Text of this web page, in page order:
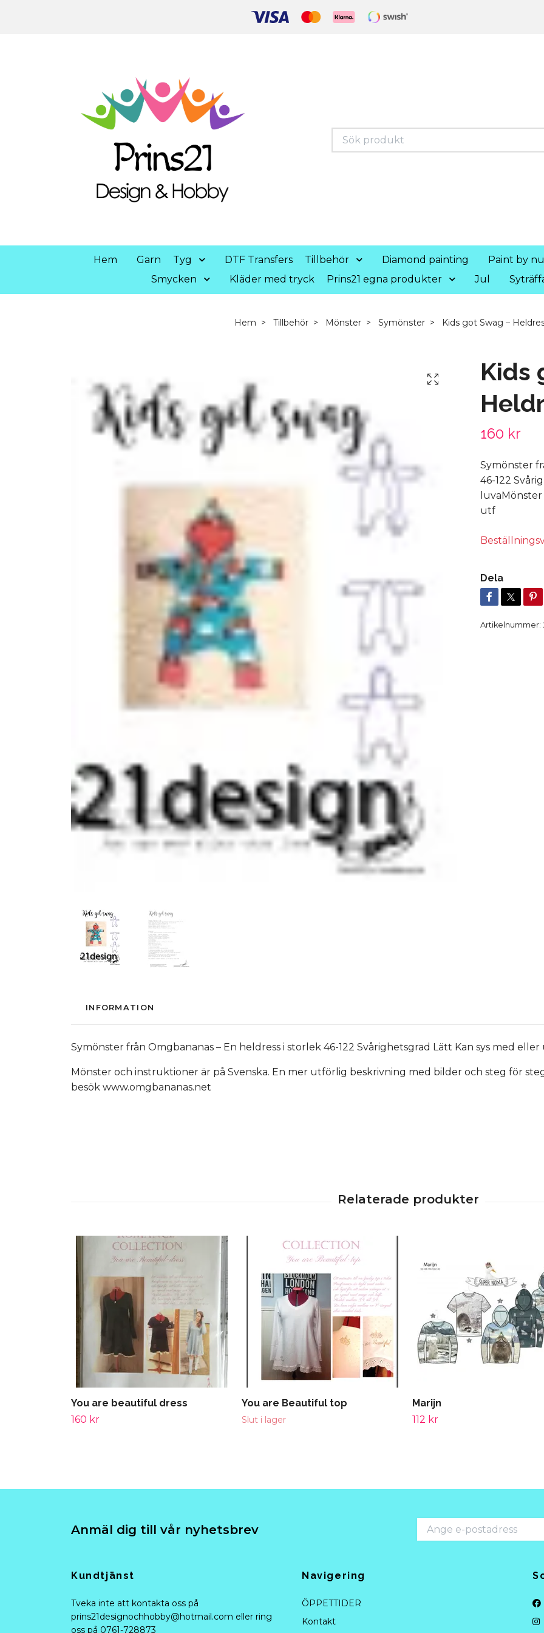
Hem Garn Tyg DTF Transfers Tillbehör Diamond painting
Paint by
Smycken
Kläder med tryck Prins21 egna produkter Jul
Hem Tillbehör Mönster Symönster Kids got Swag –
Kids
160 kr
Symönster
46-122
utf
Dela
Artikelnummer:
INFORMATION
Symönster från Omgbananas – En heldress i storlek 46-122 Svårighetsgrad Lätt Kan sys med
Mönster och instruktioner är på Svenska. En mer utförlig beskrivning med bilder och steg för
besök www.omgbananas.net
You are beautiful dress
160 kr
You are Beautiful top
Slut i lager
Marijn
112 kr
Anmäl dig till vår nyhetsbrev
Kundtjänst
Tveka inte att kontakta oss på
prins21designochhobby@hotmail.com eller ring
oss på 0761-728873
Navigering
ÖPPETTIDER
Kontakt